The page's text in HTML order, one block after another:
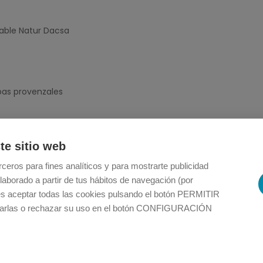
Natur Dacsa
provenzales
hasta formar una bola homogénea. Tapar con un trapo y
la masa y con la ayuda de las manos y un poco de
sartén con un poco de aceite y sal. Reservar.
al ajillo y terminar con el no queso rallado. Hornear 10 min a
sitio web
para fines analíticos y para mostrarte publicidad
a partir de tus hábitos de navegación (por
aceptar todas las cookies pulsando el botón PERMITIR
o rechazar su uso en el botón CONFIGURACIÓN